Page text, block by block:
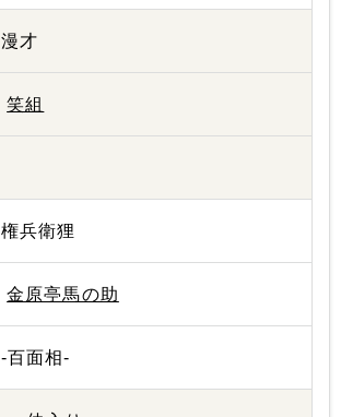
漫才
笑組
権兵衛狸
金原亭馬の助
-百面相-